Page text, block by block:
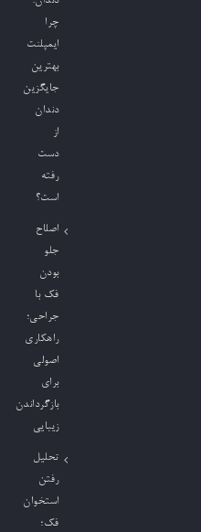
چرا
ایمپلنت
بهترین
جایگزین
دندان
از
دست
رفته
است؟
اصلاح
جلو
بودن
فک با
جراحی؛
راهکاری
اصولی
برای
بازگرداندن
زیبایی
تحلیل
رفتن
استخوان
فک؛